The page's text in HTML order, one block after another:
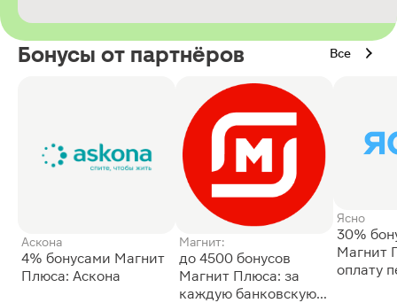
Бонусы от партнёров Все
Аскона
4% бонусами Магнит
Плюса: Аскона
Магнит:
до 4500 бонусов
Магнит Плюса: за
каждую банковскую
Ясно
30%
Магнит
оплату